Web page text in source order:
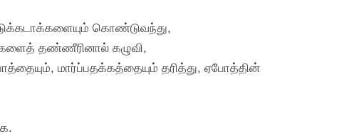
கொண்டுவந்து,
தண்ணீரினால் கழுவி,
மார்ப்பதக்கத்தையும் தரித்து, ஏபோத்தின்